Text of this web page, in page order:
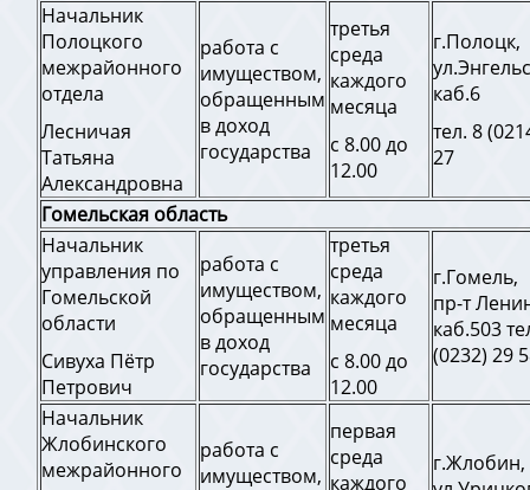
Начальник
Полоцкого
межрайонного
отдела
Лесничая
Татьяна
Александровна
работа с
имуществом,
обращенным
в доход
государства
третья
среда
каждого
месяца
с 8.00 до
12.00
г.Полоцк,
каб.6
тел. 8
27
Гомельская область
Начальник
управления по
Гомельской
области
Сивуха Пётр
Петрович
работа с
имуществом,
обращенным
в доход
государства
третья
среда
каждого
месяца
с 8.00 до
12.00
г.Гомель,
пр-т
каб.503
(0232) 29
Начальник
Жлобинского
межрайонного
работа с
имуществом,
первая
среда
каждого
г.Жлобин,